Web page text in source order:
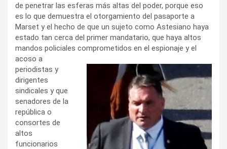
de penetrar las esferas más altas del poder, porque eso
es lo que demuestra el otorgamiento del pasaporte a
Marset y el hecho de que un sujeto como Astesiano haya
estado tan cerca del primer mandatario, que haya altos
mandos policiales comprometidos en el espionaje y el
acoso a
periodistas y
dirigentes
sindicales y que
senadores de la
república o
consortes de
altos
funcionarios